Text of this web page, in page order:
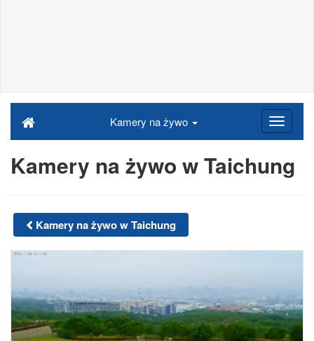
Kamery na żywo
Kamery na żywo w Taichung
Kamery na żywo w Taichung